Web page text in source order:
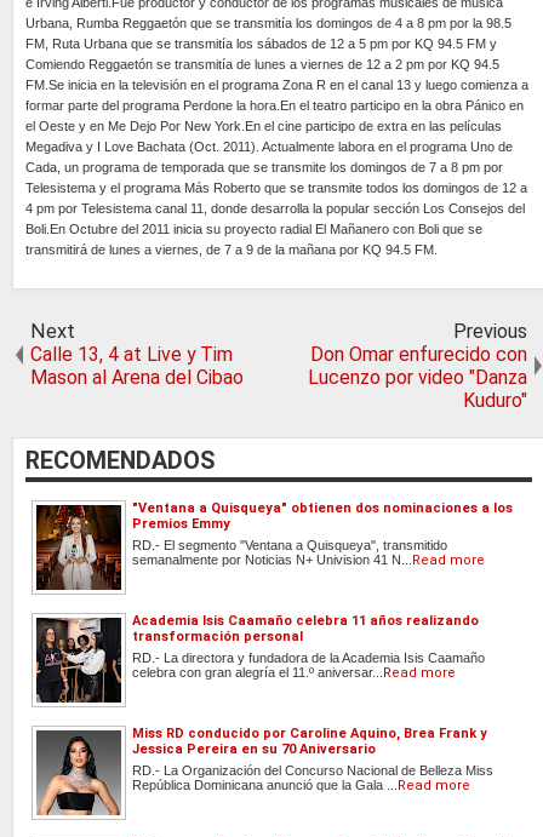
Urbana, Rumba Reggaetón que se transmitía los domingos de 4 a 8 pm por la 98.5
FM, Ruta Urbana que se transmitía los sábados de 12 a 5 pm por KQ 94.5 FM y
Comiendo Reggaetón se transmitía de lunes a viernes de 12 a 2 pm por KQ 94.5
FM.Se inicia en la televisión en el programa Zona R en el canal 13 y luego comienza a
formar parte del programa Perdone la hora.En el teatro participo en la obra Pánico en
el Oeste y en Me Dejo Por New York.En el cine participo de extra en las películas
Megadiva y I Love Bachata (Oct. 2011). Actualmente labora en el programa Uno de
Cada, un programa de temporada que se transmite los domingos de 7 a 8 pm por
Telesistema y el programa Más Roberto que se transmite todos los domingos de 12 a
4 pm por Telesistema canal 11, donde desarrolla la popular sección Los Consejos del
Boli.En Octubre del 2011 inicia su proyecto radial El Mañanero con Boli que se
transmitirá de lunes a viernes, de 7 a 9 de la mañana por KQ 94.5 FM.
Next
Calle 13, 4 at Live y Tim
Mason al Arena del Cibao
Previous
Don Omar enfurecido con
Lucenzo por video "Danza
Kuduro"
RECOMENDADOS
"Ventana a Quisqueya" obtienen dos nominaciones a los
Premios Emmy
RD.- El segmento "Ventana a Quisqueya", transmitido
semanalmente por Noticias N+ Univision 41 N...
Read more
Academia Isis Caamaño celebra 11 años realizando
transformación personal
RD.- La directora y fundadora de la Academia Isis Caamaño
celebra con gran alegría el 11.º aniversar...
Read more
Miss RD conducido por Caroline Aquino, Brea Frank y
Jessica Pereira en su 70 Aniversario
RD.- La Organización del Concurso Nacional de Belleza Miss
República Dominicana anunció que la Gala ...
Read more